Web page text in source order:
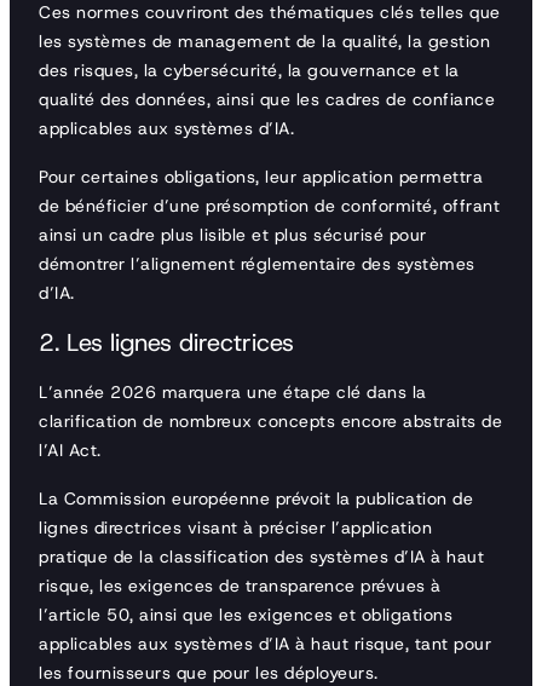
Ces normes couvriront des thématiques clés telles que
les systèmes de management de la qualité, la gestion
des risques, la cybersécurité, la gouvernance et la
qualité des données, ainsi que les cadres de confiance
applicables aux systèmes d’IA.
Pour certaines obligations, leur application permettra
de bénéficier d’une présomption de conformité, offrant
ainsi un cadre plus lisible et plus sécurisé pour
démontrer l’alignement réglementaire des systèmes
d’IA.
2. Les lignes directrices
L’année 2026 marquera une étape clé dans la
clarification de nombreux concepts encore abstraits de
l’AI Act.
La Commission européenne prévoit la publication de
lignes directrices visant à préciser l’application
pratique de la classification des systèmes d’IA à haut
risque, les exigences de transparence prévues à
l’article 50, ainsi que les exigences et obligations
applicables aux systèmes d’IA à haut risque, tant pour
les fournisseurs que pour les déployeurs.